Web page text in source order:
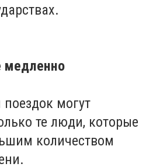
медленно
могут
те люди, которые
количеством